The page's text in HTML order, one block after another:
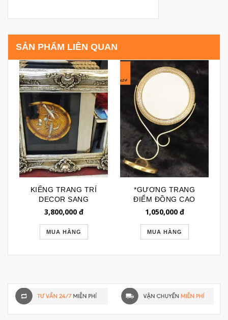
SẢN PHẨM LIÊN QUAN
KIẾNG TRANG TRÍ
DECOR SANG
TRỌNG KIỂU DÁNG
3,800,000đ
MUA HÀNG
*GƯƠNG TRANG
ĐIỂM ĐỒNG CAO
CẤP GTD025
1,050,000đ
MUA HÀNG